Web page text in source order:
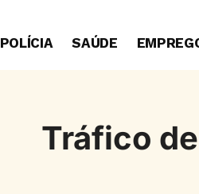
POLÍCIA SAÚDE
Tráfico